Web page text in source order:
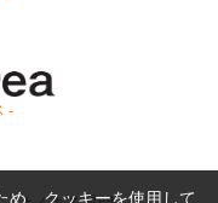
-
め、クッキーを使用して